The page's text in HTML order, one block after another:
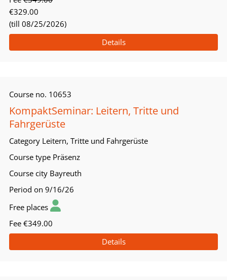
€329.00
(till 08/25/2026)
Details
Course no. 10653
KompaktSeminar: Leitern, Tritte und
Fahrgerüste
Category Leitern, Tritte und Fahrgerüste
Course type Präsenz
Course city Bayreuth
Period on 9/16/26
Free places
Fee €349.00
Details